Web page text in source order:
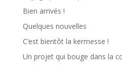
Bien arrivés !
Quelques nouvelles
C’est bientôt la kermesse !
Un projet qui bouge dans la